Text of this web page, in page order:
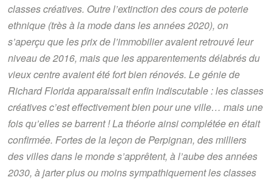
classes créatives. Outre l’extinction des cours de poterie
ethnique (très à la mode dans les années 2020), on
s’aperçu que les prix de l’immobilier avaient retrouvé leur
niveau de 2016, mais que les apparentements délabrés du
vieux centre avaient été fort bien rénovés. Le génie de
Richard Florida apparaissait enfin indiscutable : les classes
créatives c’est effectivement bien pour une ville… mais une
fois qu’elles se barrent ! La théorie ainsi complétée en était
confirmée. Fortes de la leçon de Perpignan, des milliers
des villes dans le monde s’apprêtent, à l’aube des années
2030, à jarter plus ou moins sympathiquement les classes